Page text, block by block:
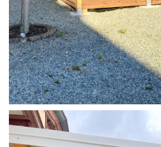
PERGOLA CON PAVIMENTO E